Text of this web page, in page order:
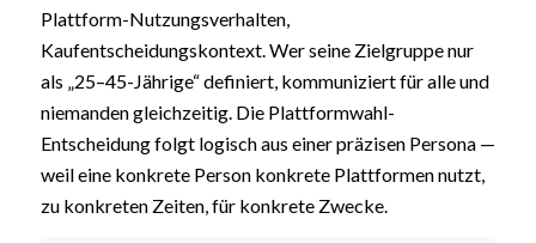
Plattform-Nutzungsverhalten,
Kaufentscheidungskontext. Wer seine Zielgruppe nur
als „25–45-Jährige“ definiert, kommuniziert für alle und
niemanden gleichzeitig. Die Plattformwahl-
Entscheidung folgt logisch aus einer präzisen Persona —
weil eine konkrete Person konkrete Plattformen nutzt,
zu konkreten Zeiten, für konkrete Zwecke.